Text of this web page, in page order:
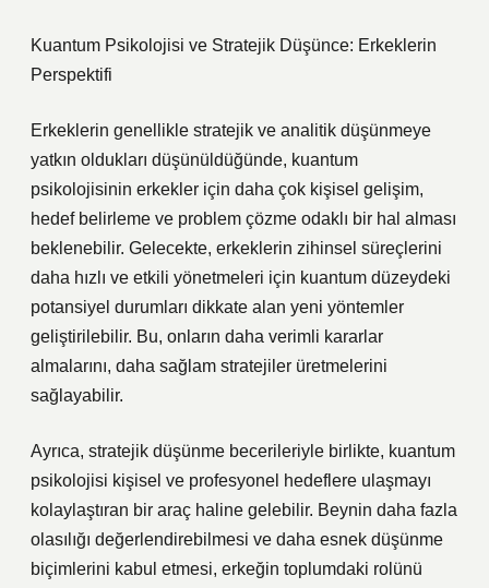
Kuantum Psikolojisi ve Stratejik Düşünce: Erkeklerin
Perspektifi
Erkeklerin genellikle stratejik ve analitik düşünmeye
yatkın oldukları düşünüldüğünde, kuantum
psikolojisinin erkekler için daha çok kişisel gelişim,
hedef belirleme ve problem çözme odaklı bir hal alması
beklenebilir. Gelecekte, erkeklerin zihinsel süreçlerini
daha hızlı ve etkili yönetmeleri için kuantum düzeydeki
potansiyel durumları dikkate alan yeni yöntemler
geliştirilebilir. Bu, onların daha verimli kararlar
almalarını, daha sağlam stratejiler üretmelerini
sağlayabilir.
Ayrıca, stratejik düşünme becerileriyle birlikte, kuantum
psikolojisi kişisel ve profesyonel hedeflere ulaşmayı
kolaylaştıran bir araç haline gelebilir. Beynin daha fazla
olasılığı değerlendirebilmesi ve daha esnek düşünme
biçimlerini kabul etmesi, erkeğin toplumdaki rolünü